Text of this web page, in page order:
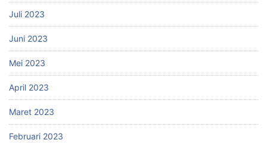
Juli 2023
Juni 2023
Mei 2023
April 2023
Maret 2023
Februari 2023